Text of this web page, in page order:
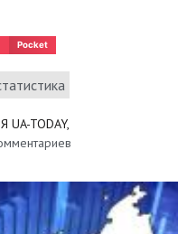
Pocket
TODAY,